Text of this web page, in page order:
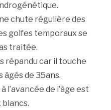
chute régulière des
golfes temporaux se
traitée.
répandu car il touche
âgés de 35ans.
l’avancée de l’âge est
blancs.